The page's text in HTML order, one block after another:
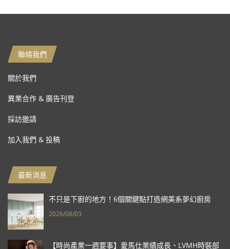
聯絡我們
關於我們
異業合作 & 廣告刊登
採訪邀請
加入我們 & 投稿
最新消息
不只是下廚的地方！6個關鍵點打造網美系夢幻廚房
2026/08/03
【時尚產業一週要事】愛馬仕業績成長、LVMH時裝部